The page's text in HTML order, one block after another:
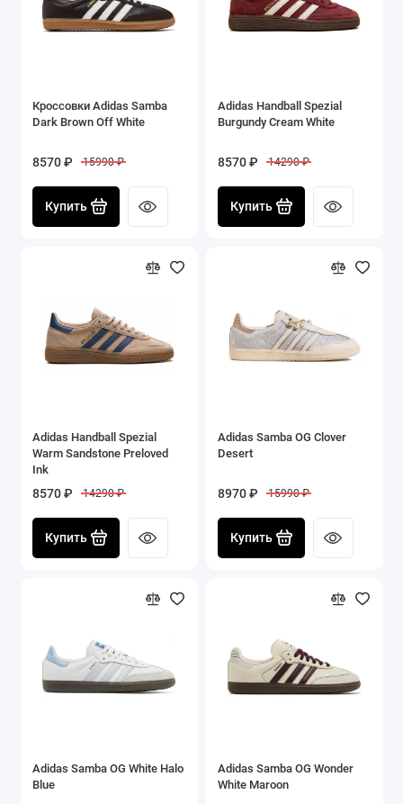
Кроссовки Adidas Samba
Dark Brown Off White
8570 ₽ 15990 ₽
Купить
Adidas Handball Spezial
Burgundy Cream White
8570 ₽ 14290 ₽
Купить
Adidas Handball Spezial
Warm Sandstone Preloved
Ink
8570 ₽ 14290 ₽
Купить
Adidas Samba OG Clover
Desert
8970 ₽ 15990 ₽
Купить
Adidas Samba OG White Halo
Blue
Adidas Samba OG Wonder
White Maroon